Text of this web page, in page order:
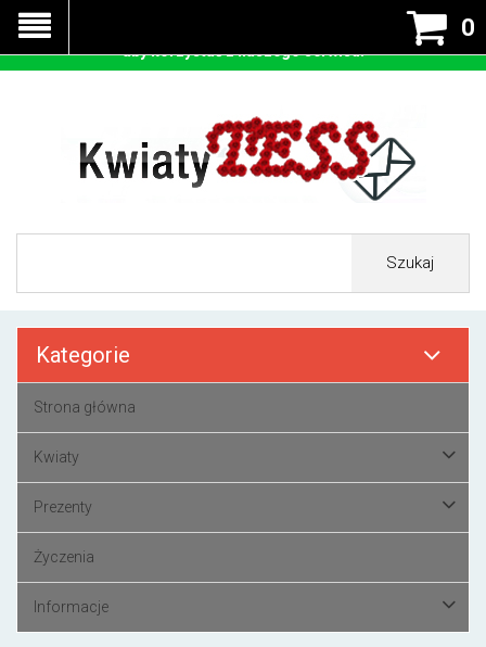
0
Szukaj
Kategorie
Strona główna
Kwiaty
Prezenty
Życzenia
Informacje
Nasza strona korzysta z cookies - czyli tzw ciastek w celu
prawidłowego działania. Zaakceptuj przyjmowanie cookies
aby korzystać z naszego serwisu.